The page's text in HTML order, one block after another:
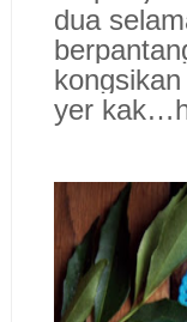
dua
yer